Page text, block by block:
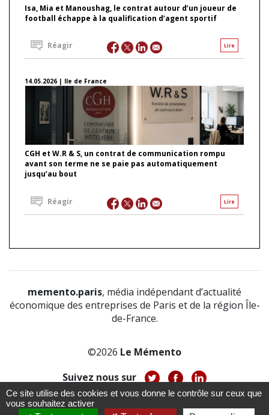
Isa, Mia et Manoushag, le contrat autour d’un joueur de
football échappe à la qualification d’agent sportif
Lire
Réagir
14.05.2026 | Ile de France
CGH et W.R & S, un contrat de communication rompu
avant son terme ne se paie pas automatiquement
jusqu’au bout
Lire
Réagir
memento.paris, média indépendant d’actualité
économique des entreprises de Paris et de la région Île-
de-France.
©2026 Le Mémento
Suivez nous sur
À propos-Notice légale
Ce site utilise des cookies et vous donne le contrôle sur ceux que
vous souhaitez activer